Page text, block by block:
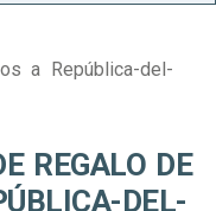
a República-del-
REGALO DE
DEL-